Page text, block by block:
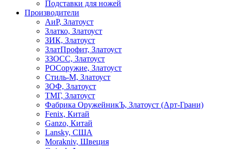
Подставки для ножей
Производители
АиР, Златоуст
Златко, Златоуст
ЗИК, Златоуст
ЗлатПрофит, Златоуст
ЗЗОСС, Златоуст
РОСоружие, Златоуст
Стиль-М, Златоуст
ЗОФ, Златоуст
ТМГ, Златоуст
Фабрика ОружейникЪ, Златоуст (Арт-Грани)
Fenix, Китай
Ganzo, Китай
Lansky, США
Morakniv, Швеция